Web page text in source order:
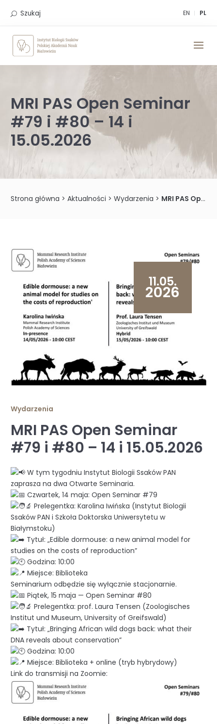
EN PL
Szukaj
MRI PAS Open Seminar
#79 i #80 – 14 i
15.05.2026
Strona główna >Aktualności >Wydarzenia > MRI PAS Open Seminar #79 i #80 – 14 i 15.05.2026
11.05.
2026
Wydarzenia
MRI PAS Open Seminar
#79 i #80 – 14 i 15.05.2026
W tym tygodniu Instytut Biologii Ssaków PAN
zaprasza na dwa Otwarte Seminaria.
Czwartek, 14 maja: Open Seminar #79
Prelegentka: Karolina Iwińska (Instytut Biologii
Ssaków PAN i Szkoła Doktorska Uniwersytetu w
Białymstoku)
Tytuł: „Edible dormouse: a new animal model for
studies on the costs of reproduction”
Godzina: 10:00
Miejsce: Biblioteka
Seminarium odbędzie się wyłącznie stacjonarnie.
Piątek, 15 maja — Open Seminar #80
Prelegentka: prof. Laura Tensen (Zoologisches
Institut und Museum, University of Greifswald)
Tytuł: „Bringing African wild dogs back: what their
DNA reveals about conservation”
Godzina: 10:00
Miejsce: Biblioteka + online (tryb hybrydowy)
Link do transmisji na Zoomie: